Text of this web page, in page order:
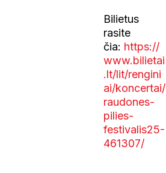
Bilietus
rasite
čia: https://
www.bilietai
.lt/lit/rengini
ai/koncertai/
raudones-
pilies-
festivalis25-
461307/